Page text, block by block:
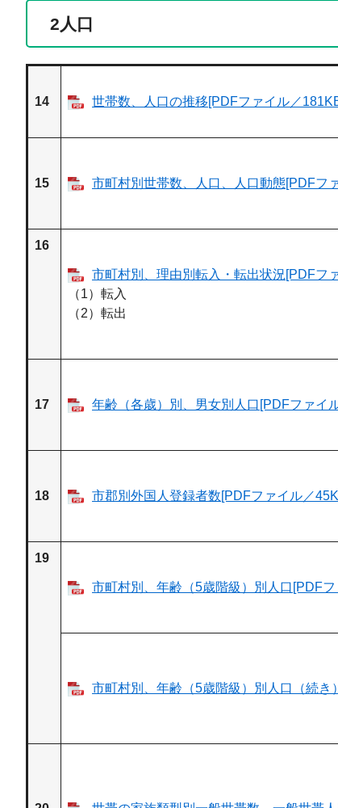
2 人口
14 世帯数、人口の推移[PDFファイル／
15 市町村別世帯数、人口、人口動態[PDFフ
16
市町村別、理由別転入・転出状況[PDFフ
（1）転入
（2）転出
17 年齢（各歳）別、男女別人口[PDFファイ
18 市郡別外国人登録者数[PDFファイル／
19
市町村別、年齢（5歳階級）別人口[PDF
市町村別、年齢（5歳階級）別人口（続き